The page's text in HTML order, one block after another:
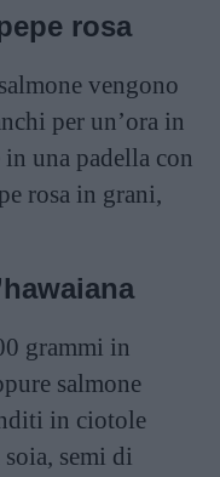
rosa
vengono
per un’ora in
una padella con
rosa in grani,
grammi in
salmone
in ciotole
semi di